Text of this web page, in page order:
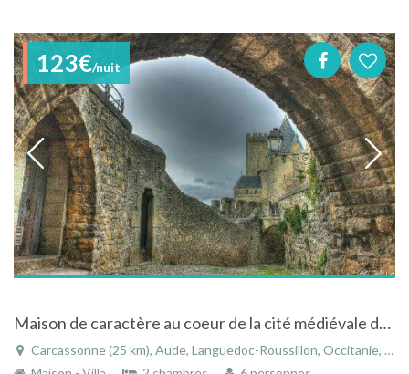
123€/nuit
Maison de caractère au coeur de la cité médiévale de Carcassonne dans le Languedoc-Roussillon
Carcassonne (25 km), Aude, Languedoc-Roussillon, Occitanie, France